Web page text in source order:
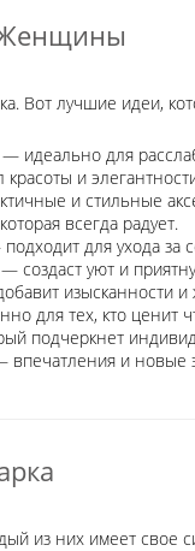
Вот лучшие идеи,
— идеально для
и
и стильные
всегда радует.
для ухода за
— создаст уют и
изысканности
для тех, кто ценит
подчеркнет
впечатления и новые
из них имеет свое